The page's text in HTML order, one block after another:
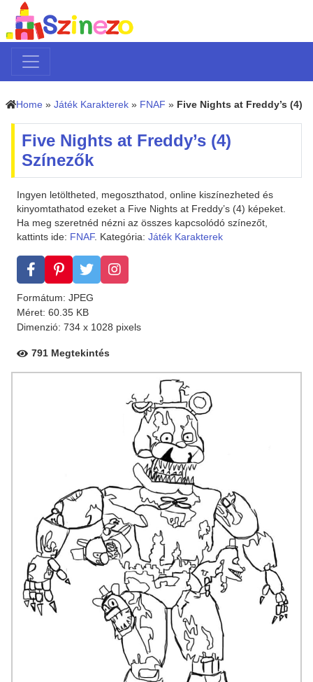
Home » Játék Karakterek » FNAF » Five Nights at Freddy’s (4)
Five Nights at Freddy’s (4)
Színezők
Ingyen letöltheted, megoszthatod, online kiszínezheted és
kinyomtathatod ezeket a Five Nights at Freddy’s (4) képeket.
Ha meg szeretnéd nézni az összes kapcsolódó színezőt,
kattints ide: FNAF. Kategória: Játék Karakterek
Formátum: JPEG
Méret: 60.35 KB
Dimenzió: 734 x 1028 pixels
791 Megtekintés